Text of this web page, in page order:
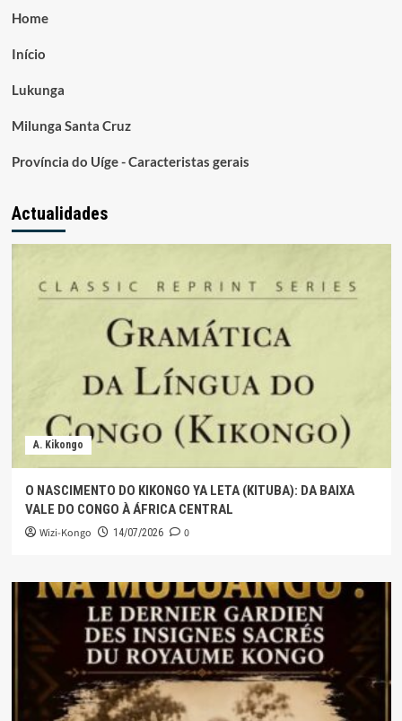
Home
Início
Lukunga
Milunga Santa Cruz
Província do Uíge - Caracteristas gerais
Actualidades
A. Kikongo
O NASCIMENTO DO KIKONGO YA LETA (KITUBA): DA BAIXA
VALE DO CONGO À ÁFRICA CENTRAL
Wizi-Kongo 14/07/2026 0